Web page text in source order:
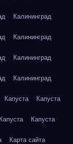
Калининград
Калининград
Калининград
Калининград
Капуста Капуста
Капуста Капуста
Карта сайта